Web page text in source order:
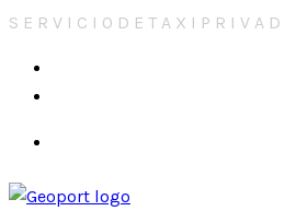
S E R V I C I O D E T A X I P R I V A D